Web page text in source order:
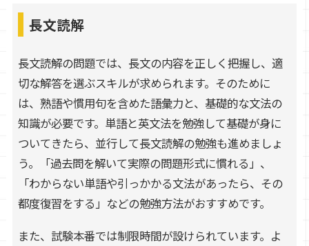
長文読解
長文読解の問題では、長文の内容を正しく把握し、適
切な解答を選ぶスキルが求められます。そのために
は、熟語や慣用句を含めた語彙力と、基礎的な文法の
知識が必要です。単語と英文法を勉強して基礎が身に
ついてきたら、並行して長文読解の勉強も進めましょ
う。「過去問を解いて実際の問題形式に慣れる」、
「わからない単語や引っかかる文法があったら、その
都度復習をする」などの勉強方法がおすすめです。
また、試験本番では制限時間が設けられています。よ